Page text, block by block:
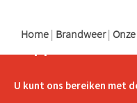
Home | Brandweer |
Support
U kunt ons bereiken met